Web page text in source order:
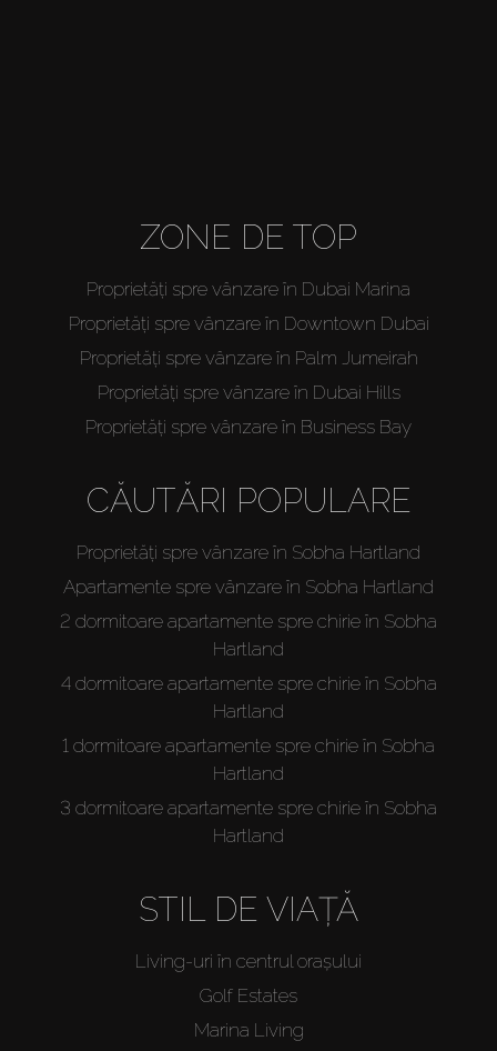
ZONE DE TOP
Proprietăți spre vânzare în Dubai Marina
Proprietăți spre vânzare în Downtown Dubai
Proprietăți spre vânzare în Palm Jumeirah
Proprietăți spre vânzare în Dubai Hills
Proprietăți spre vânzare în Business Bay
CĂUTĂRI POPULARE
Proprietăți spre vânzare în Sobha Hartland
Apartamente spre vânzare în Sobha Hartland
2 dormitoare apartamente spre chirie în Sobha
Hartland
4 dormitoare apartamente spre chirie în Sobha
Hartland
1 dormitoare apartamente spre chirie în Sobha
Hartland
3 dormitoare apartamente spre chirie în Sobha
Hartland
STIL DE VIAȚĂ
Living-uri în centrul orașului
Golf Estates
Marina Living